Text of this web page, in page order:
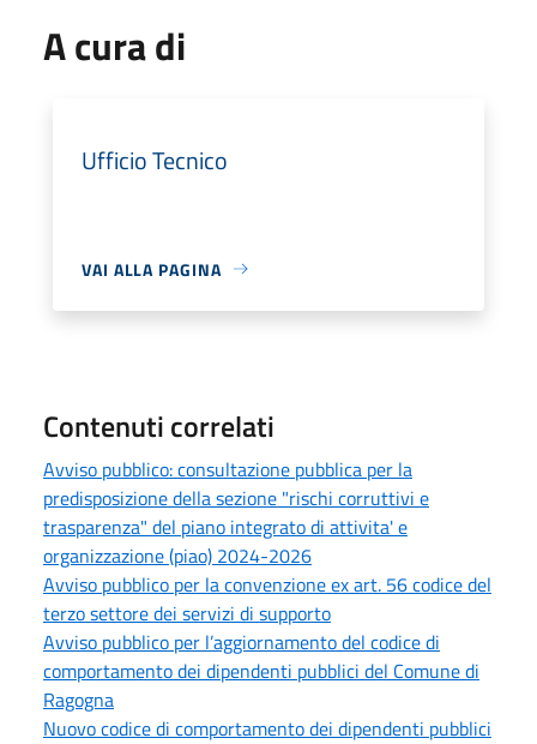
A cura di
Ufficio Tecnico
VAI ALLA PAGINA
Contenuti correlati
Avviso pubblico: consultazione pubblica per la
predisposizione della sezione "rischi corruttivi e
trasparenza" del piano integrato di attivita' e
organizzazione (piao) 2024-2026
Avviso pubblico per la convenzione ex art. 56 codice del
terzo settore dei servizi di supporto
Avviso pubblico per l’aggiornamento del codice di
comportamento dei dipendenti pubblici del Comune di
Ragogna
Nuovo codice di comportamento dei dipendenti pubblici